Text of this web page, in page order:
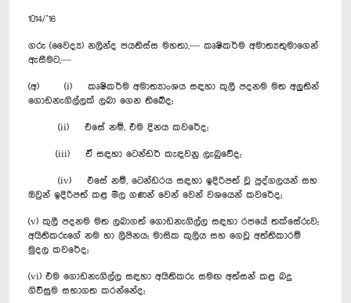
1014/’16
ගරු (වෛද්‍ය) නලින්ද ජයතිස්ස මහතා,— කෘෂිකර්ම අමාත්‍යතුමාගෙන්
ඇසීමට,—
(අ) (i) කෘෂිකර්ම අමාත්‍යාංශය සඳහා කුලී පදනම මත අලුතින්
ගොඩනැගිල්ලක් ලබා ගෙන තිබේද;
(ii) එසේ නම්, එම දිනය කවරේද;
(iii) ඒ සඳහා ටෙන්ඩර් කැඳවනු ලැ‍බුවේද;
(iv) එසේ නම්, ටෙන්ඩරය සඳහා ඉදිරිපත් වූ පුද්ගලයන් සහ
ඔවුන් ඉදිරිපත් කළ මිල ගණන් වෙන් වෙන් වශයෙන් කවරේද;
(v) කුලී පදනම මත ලබාගත් ගොඩනැගිල්ල සඳහා රජයේ තක්සේරුව;
අයිතිකරුගේ නම හා ලිපිනය; මාසික කුලිය සහ ගෙවූ අත්තිකාරම්
මුදල කවරේද;
(vi) එම ගොඩනැගිල්ල සඳහා අයිතිකරු සමඟ අත්සන් කළ බදු
ගිවිසුම ‍සභාගත කරන්නේද;